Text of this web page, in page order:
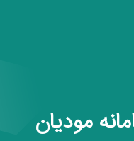
مودیان